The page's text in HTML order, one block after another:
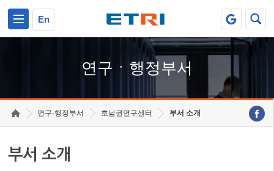
En
연구ㆍ행정부서
연구·행정부서 호남권연구센터 부서 소개
부서 소개